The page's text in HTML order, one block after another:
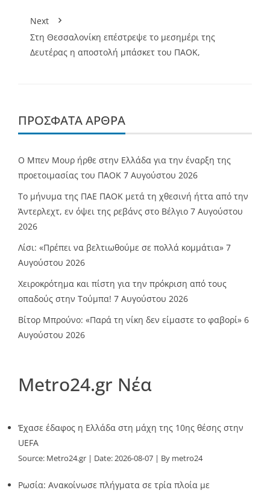
Next
Στη Θεσσαλονίκη επέστρεψε το μεσημέρι της
Δευτέρας η αποστολή μπάσκετ του ΠΑΟΚ,
ΠΡΌΣΦΑΤΑ ΆΡΘΡΑ
O Mπεν Μουρ ήρθε στην Ελλάδα για την έναρξη της
προετοιμασίας του ΠΑΟΚ 7 Αυγούστου 2026
Το μήνυμα της ΠΑΕ ΠΑΟΚ μετά τη χθεσινή ήττα από την
Άντερλεχτ, εν όψει της ρεβάνς στο Βέλγιο 7 Αυγούστου
2026
Λίσι: «Πρέπει να βελτιωθούμε σε πολλά κομμάτια» 7
Αυγούστου 2026
Χειροκρότημα και πίστη για την πρόκριση από τους
οπαδούς στην Τούμπα! 7 Αυγούστου 2026
Βίτορ Μπρούνο: «Παρά τη νίκη δεν είμαστε το φαβορί» 6
Αυγούστου 2026
Metro24.gr Νέα
Έχασε έδαφος η Ελλάδα στη μάχη της 10ης θέσης στην
UEFA
Source: Metro24.gr Date: 2026-08-07 By metro24
Ρωσία: Ανακοίνωσε πλήγματα σε τρία πλοία με